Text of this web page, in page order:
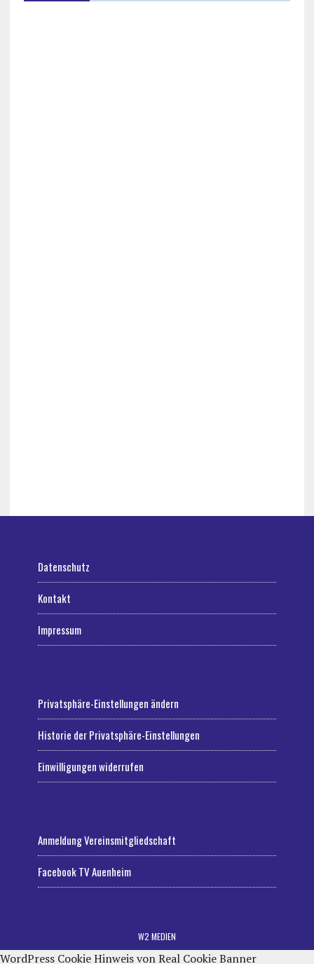
Datenschutz
Kontakt
Impressum
Privatsphäre-Einstellungen ändern
Historie der Privatsphäre-Einstellungen
Einwilligungen widerrufen
Anmeldung Vereinsmitgliedschaft
Facebook TV Auenheim
W2 MEDIEN
WordPress Cookie Hinweis von Real Cookie Banner